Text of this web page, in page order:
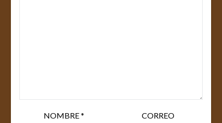
NOMBRE*
CORREO